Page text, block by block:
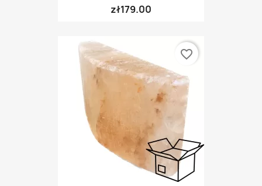
zł179.00
favorite_border